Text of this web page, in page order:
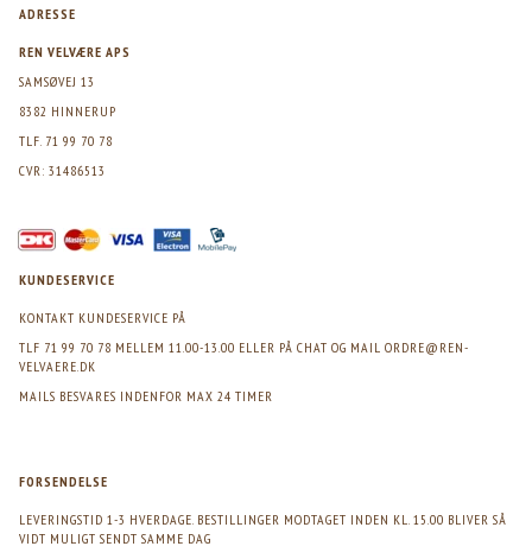
ADRESSE
REN VELVÆRE APS
SAMSØVEJ 13
8382 HINNERUP
TLF. 71 99 70 78
CVR: 31486513
KUNDESERVICE
KONTAKT KUNDESERVICE PÅ
TLF 71 99 70 78 MELLEM 11.00-13.00 ELLER PÅ CHAT OG MAIL ORDRE@REN-
VELVAERE.DK
MAILS BESVARES INDENFOR MAX 24 TIMER
FORSENDELSE
LEVERINGSTID 1-3 HVERDAGE. BESTILLINGER MODTAGET INDEN KL. 15.00 BLIVER SÅ
VIDT MULIGT SENDT SAMME DAG